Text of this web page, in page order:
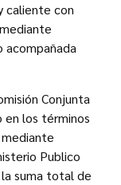
caliente con
acompañada
Conjunta
en los términos
Publico
suma total de